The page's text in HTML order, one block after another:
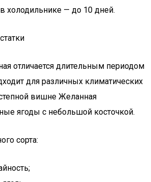
холодильнике — до 10 дней.
отличается длительным периодом
для различных климатических
вишне Желанная
ягоды с небольшой косточкой.
сорта: